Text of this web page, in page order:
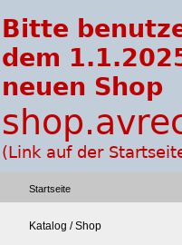
Startseite
Katalog / Shop